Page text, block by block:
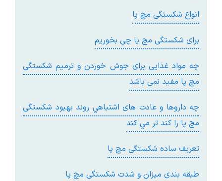
انواع شکستگی مچ پا
برای شکستگی مچ پا چی بخوريم
چه مواد غذايی برای جوش خوردن و ترميم شكستگی
مچ پا مفيد نمی باشد
چه داروها و عادت های اشتباهي روند بهبود شکستگی
مچ پا را کند تر مي کند
تعريف ساده شکستگی مچ پا
طبقه بندی ميزان و شدت شکستگی مچ پا